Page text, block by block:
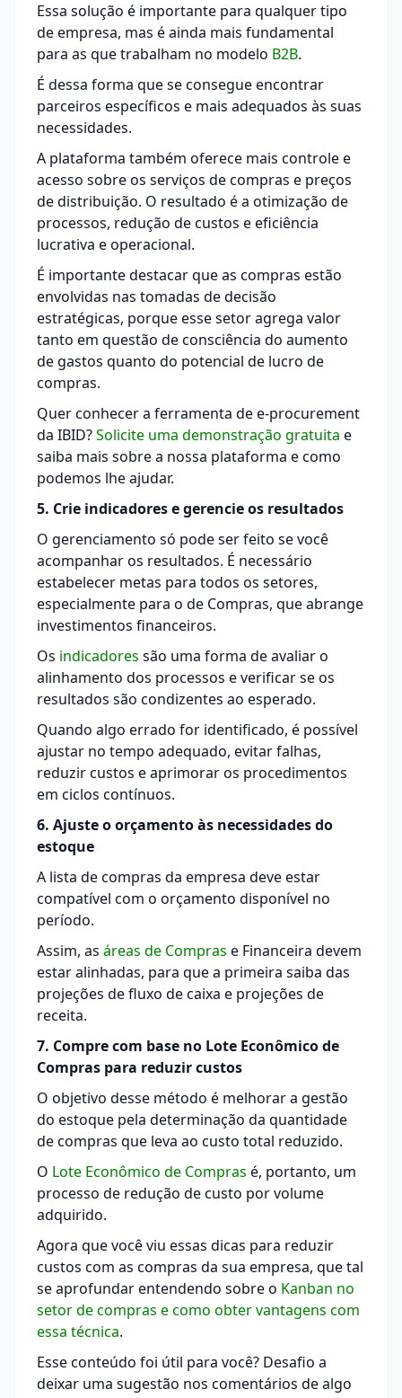
Essa solução é importante para qualquer tipo
de empresa, mas é ainda mais fundamental
para as que trabalham no modelo B2B.
É dessa forma que se consegue encontrar
parceiros específicos e mais adequados às suas
necessidades.
A plataforma também oferece mais controle e
acesso sobre os serviços de compras e preços
de distribuição. O resultado é a otimização de
processos, redução de custos e eficiência
lucrativa e operacional.
É importante destacar que as compras estão
envolvidas nas tomadas de decisão
estratégicas, porque esse setor agrega valor
tanto em questão de consciência do aumento
de gastos quanto do potencial de lucro de
compras.
Quer conhecer a ferramenta de e-procurement
da IBID?Solicite uma demonstração gratuita e
saiba mais sobre a nossa plataforma e como
podemos lhe ajudar.
5. Crie indicadores e gerencie os resultados
O gerenciamento só pode ser feito se você
acompanhar os resultados. É necessário
estabelecer metas para todos os setores,
especialmente para o de Compras, que abrange
investimentos financeiros.
Os indicadores são uma forma de avaliar o
alinhamento dos processos e verificar se os
resultados são condizentes ao esperado.
Quando algo errado for identificado, é possível
ajustar no tempo adequado, evitar falhas,
reduzir custos e aprimorar os procedimentos
em ciclos contínuos.
6. Ajuste o orçamento às necessidades do
estoque
A lista de compras da empresa deve estar
compatível com o orçamento disponível no
período.
Assim, as áreas de Compras e Financeira devem
estar alinhadas, para que a primeira saiba das
projeções de fluxo de caixa e projeções de
receita.
7. Compre com base no Lote Econômico de
Compras para reduzir custos
O objetivo desse método é melhorar a gestão
do estoque pela determinação da quantidade
de compras que leva ao custo total reduzido.
O Lote Econômico de Compras é, portanto, um
processo de redução de custo por volume
adquirido.
Agora que você viu essas dicas para reduzir
custos com as compras da sua empresa, que tal
se aprofundar entendendo sobre o Kanban no
setor de compras e como obter vantagens com
essa técnica.
Esse conteúdo foi útil para você? Desafio a
deixar uma sugestão nos comentários de algo